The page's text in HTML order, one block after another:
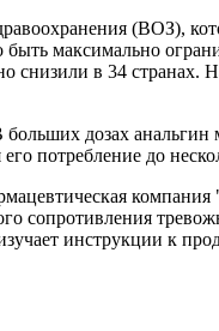
(ВОЗ),
быть максимально
снизили в 34 странах.
дозах
потребление до
сопротивления
инструкции к